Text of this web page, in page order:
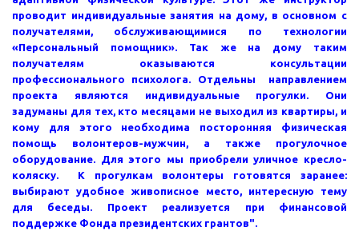
проводит индивидуальные занятия на дому, в основном с
получателями, обслуживающимися по технологии
«Персональный помощник». Так же на дому таким
получателям оказываются консультации
профессионального психолога. Отдельны направлением
проекта являются индивидуальные прогулки. Они
задуманы для тех, кто месяцами не выходил из квартиры, и
кому для этого необходима посторонняя физическая
помощь волонтеров-мужчин, а также прогулочное
оборудование. Для этого мы приобрели уличное кресло-
коляску. К прогулкам волонтеры готовятся заранее:
выбирают удобное живописное место, интересную тему
для беседы. Проект реализуется при финансовой
поддержке Фонда президентских грантов".